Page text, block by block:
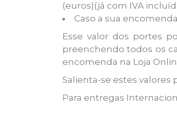
(euros)(já com IVA
Caso a sua
Esse valor dos portes
preenchendo todos os
encomenda na Loja
Salienta-se estes valores
Para entregas